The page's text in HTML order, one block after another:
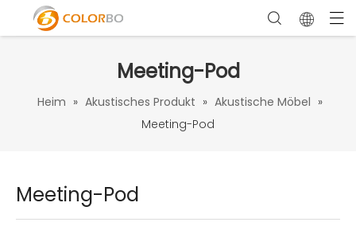
Meeting-Pod
Heim » Akustisches Produkt » Akustische Möbel »
Meeting-Pod
Meeting-Pod